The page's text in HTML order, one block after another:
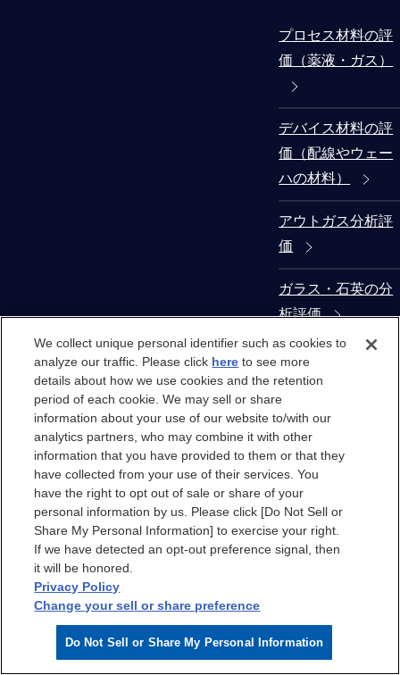
プロセス材料の評
価（薬液・ガス）
デバイス材料の評
価（配線やウェー
ハの材料）
アウトガス分析評
価
ガラス・石英の分
析評価
コンタミネーショ
ン・異物解析
製造装置部材から
の抽出物・溶出物
評価
クリーンルーム
クリーンルームエ
アのケミカル汚染
We collect unique personal identifier such as cookies to
analyze our traffic. Please click here to see more
details about how we use cookies and the retention
period of each cookie. We may sell or share
information about your use of our website to/with our
analytics partners, who may combine it with other
information that you have provided to them or that they
have collected from your use of their services. You
have the right to opt out of sale or share of your
personal information by us. Please click [Do Not Sell or
Share My Personal Information] to exercise your right.
If we have detected an opt-out preference signal, then
it will be honored.
Privacy Policy
Change your sell or share preference
Do Not Sell or Share My Personal Information